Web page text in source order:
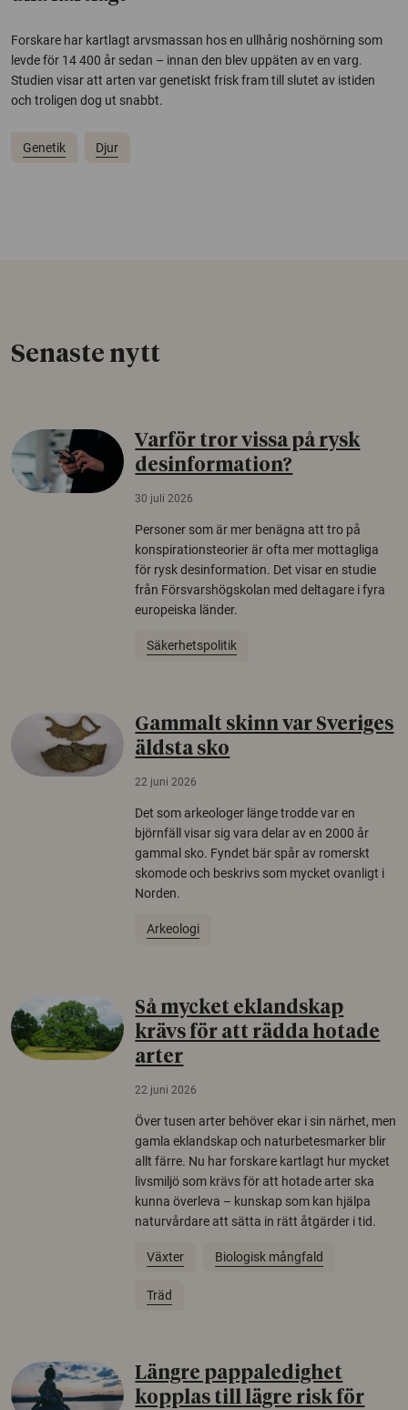
Forskare har kartlagt arvsmassan hos en ullhårig noshörning som
levde för 14 400 år sedan – innan den blev uppäten av en varg.
Studien visar att arten var genetiskt frisk fram till slutet av istiden
och troligen dog ut snabbt.
Genetik Djur
Senaste nytt
Varför tror vissa på rysk
desinformation?
30 juli 2026
Personer som är mer benägna att tro på
konspirationsteorier är ofta mer mottagliga
för rysk desinformation. Det visar en studie
från Försvarshögskolan med deltagare i fyra
europeiska länder.
Säkerhetspolitik
Gammalt skinn var Sveriges
äldsta sko
22 juni 2026
Det som arkeologer länge trodde var en
björnfäll visar sig vara delar av en 2000 år
gammal sko. Fyndet bär spår av romerskt
skomode och beskrivs som mycket ovanligt i
Norden.
Arkeologi
Så mycket eklandskap
krävs för att rädda hotade
arter
22 juni 2026
Över tusen arter behöver ekar i sin närhet, men
gamla eklandskap och naturbetesmarker blir
allt färre. Nu har forskare kartlagt hur mycket
livsmiljö som krävs för att hotade arter ska
kunna överleva – kunskap som kan hjälpa
naturvårdare att sätta in rätt åtgärder i tid.
Växter Biologisk mångfald
Träd
Längre pappaledighet
kopplas till lägre risk för